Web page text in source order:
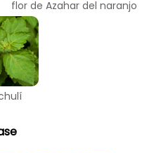
flor de Azahar del naranjo